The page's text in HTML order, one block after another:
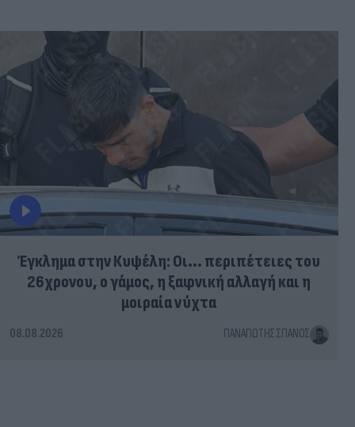
Έγκλημα στην Κυψέλη: Οι... περιπέτειες του
26χρονου, ο γάμος, η ξαφνική αλλαγή και η
μοιραία νύχτα
08.08.2026 ΠΑΝΑΓΙΏΤΗΣ ΣΠΑΝΌΣ